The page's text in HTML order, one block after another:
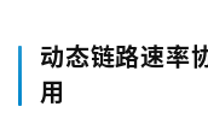
动态链路速率
用